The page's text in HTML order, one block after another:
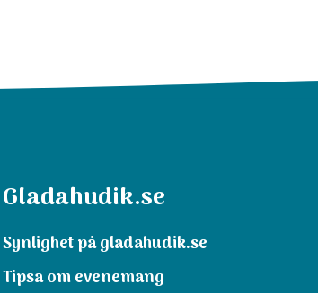
Gladahudik.se
Synlighet på gladahudik.se
Tipsa om evenemang